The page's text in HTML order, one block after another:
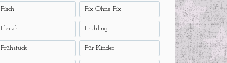
Fisch Fix Ohne Fix
Fleisch Frühling
Frühstück Für Kinder